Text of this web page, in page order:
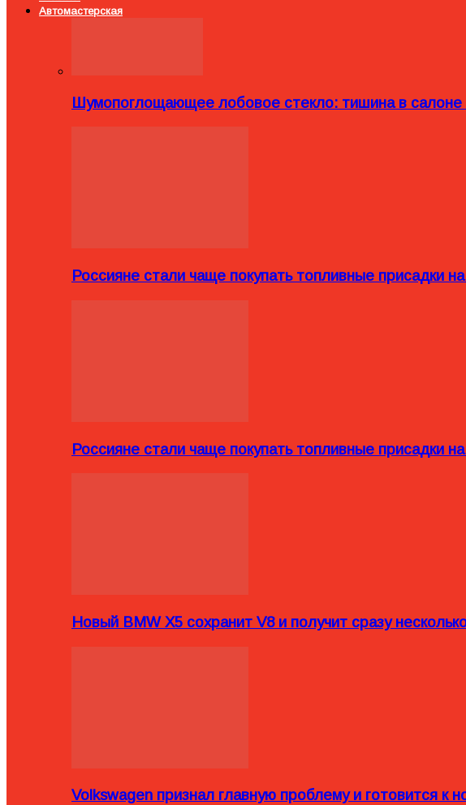
Автомастерская
Шумопоглощающее лобовое стекло: тишина в салоне
Россияне стали чаще покупать топливные присадки
Россияне стали чаще покупать топливные присадки
Новый BMW X5 сохранит V8 и получит сразу
Volkswagen признал главную проблему и готовится к